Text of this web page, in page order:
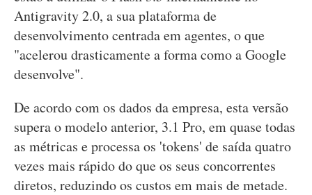
Antigravity 2.0, a sua plataforma de
desenvolvimento centrada em agentes, o que
"acelerou drasticamente a forma como a Google
desenvolve".
De acordo com os dados da empresa, esta versão
supera o modelo anterior, 3.1 Pro, em quase todas
as métricas e processa os 'tokens' de saída quatro
vezes mais rápido do que os seus concorrentes
diretos, reduzindo os custos em mais de metade.